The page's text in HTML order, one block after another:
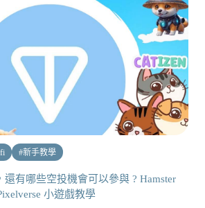
#新手教學
還有哪些空投機會可以參與 ? Hamster
小遊戲教學